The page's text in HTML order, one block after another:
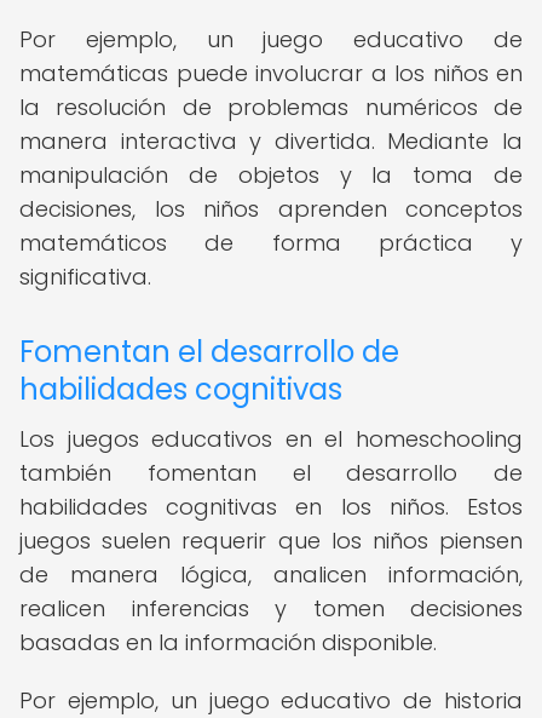
Por ejemplo, un juego educativo de
matemáticas puede involucrar a los niños en
la resolución de problemas numéricos de
manera interactiva y divertida. Mediante la
manipulación de objetos y la toma de
decisiones, los niños aprenden conceptos
matemáticos de forma práctica y
significativa.
Fomentan el desarrollo de
habilidades cognitivas
Los juegos educativos en el homeschooling
también fomentan el desarrollo de
habilidades cognitivas en los niños. Estos
juegos suelen requerir que los niños piensen
de manera lógica, analicen información,
realicen inferencias y tomen decisiones
basadas en la información disponible.
Por ejemplo, un juego educativo de historia